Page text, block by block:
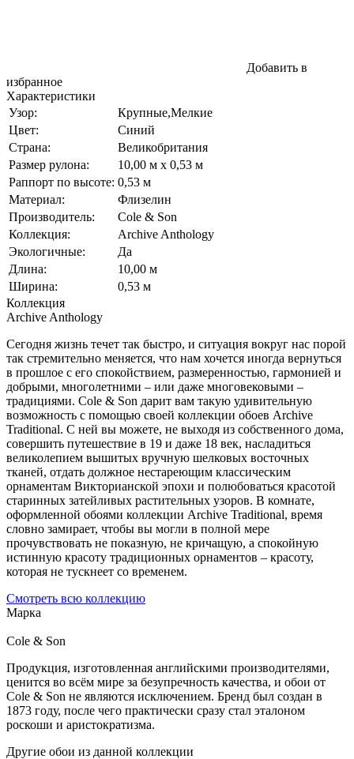
Добавить в
избранное
Характеристики
Узор:
Крупные,Мелкие
Цвет:
Синий
Страна:
Великобритания
Размер рулона:
10,00 м x 0,53 м
Раппорт по высоте: 0,53 м
Материал:
Флизелин
Производитель:
Cole & Son
Коллекция:
Archive Anthology
Экологичные:
Да
Длина:
10,00 м
Ширина:
0,53 м
Коллекция
Archive Anthology
Сегодня жизнь течет так быстро, и ситуация вокруг нас порой
так стремительно меняется, что нам хочется иногда вернуться
в прошлое с его спокойствием, размеренностью, гармонией и
добрыми, многолетними – или даже многовековыми –
традициями. Cole & Son дарит вам такую удивительную
возможность с помощью своей коллекции обоев Archive
Traditional. С ней вы можете, не выходя из собственного дома,
совершить путешествие в 19 и даже 18 век, насладиться
великолепием вышитых вручную шелковых восточных
тканей, отдать должное нестареющим классическим
орнаментам Викторианской эпохи и полюбоваться красотой
старинных затейливых растительных узоров. В комнате,
оформленной обоями коллекции Archive Traditional, время
словно замирает, чтобы вы могли в полной мере
прочувствовать не показную, не кричащую, а спокойную
истинную красоту традиционных орнаментов – красоту,
которая не тускнеет со временем.
Смотреть всю коллекцию
Марка
Cole & Son
Продукция, изготовленная английскими производителями,
ценится во всём мире за безупречность качества, и обои от
Cole & Son не являются исключением. Бренд был создан в
1873 году, после чего практически сразу стал эталоном
роскоши и аристократизма.
Другие обои из данной коллекции